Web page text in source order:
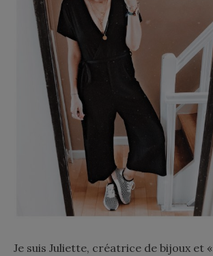
Je suis Juliette, créatrice de bijoux et «